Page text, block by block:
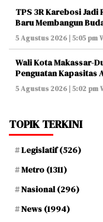
TPS 3R Karebosi
Baru Membangun
5 Agustus 2026 | 5:05 pm
Wali Kota Makassar-
Penguatan Kapasitas
5 Agustus 2026 | 5:02 pm
TOPIK TERKINI
Legislatif(526)
Metro (1311)
Nasional(296)
News (1994)